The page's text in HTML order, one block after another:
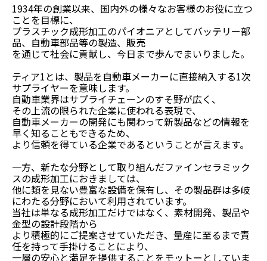
1934年の創業以来、国内外の様々なお客様のお役に立つ
ことを目標に、
プラスチック成形加工のパイオニアとしてバッテリー部
品、自動車部品等の製造、販売
を通じて社会に貢献し、今日まで歩んでまいりました。
ティア1とは、製品を自動車メーカーに直接納入する1次
サプライヤーを意味します。
自動車業界はサプライチェーンのすそ野が広く、
その上流の限られた企業に使われる表現で、
自動車メーカーの開発にも関わって新製品などの情報を
早く知ることもできるため、
より信頼を得ている企業であるということが言えます。
一方、新たな分野として取り組んだファインセラミック
スの成形加工におきましては、
他に類を見ない豊富な設備を保有し、その製品群は多岐
にわたる分野において利用されています。
当社は単なる成形加工だけではなく、素材開発、製品や
金型の設計段階から
より積極的にご提案させていただき、量産に至るまで責
任を持って手掛けることにより、
一層の安心と満足を提供することをモットーとしていま